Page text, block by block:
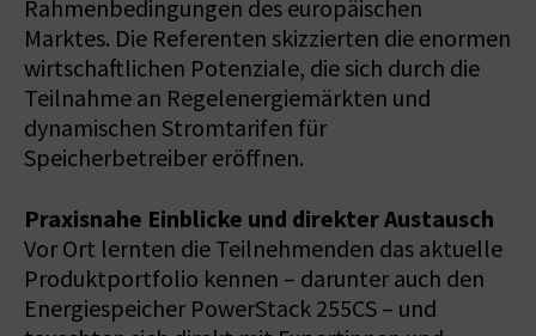
Rahmenbedingungen des europäischen
Marktes. Die Referenten skizzierten die enormen
wirtschaftlichen Potenziale, die sich durch die
Teilnahme an Regelenergiemärkten und
dynamischen Stromtarifen für
Speicherbetreiber eröffnen.
Praxisnahe Einblicke und direkter Austausch
Vor Ort lernten die Teilnehmenden das aktuelle
Produktportfolio kennen – darunter auch den
Energiespeicher PowerStack 255CS – und